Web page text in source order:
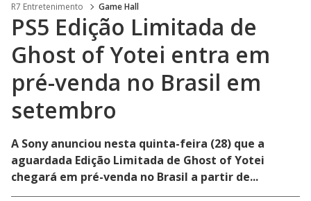
R7 Entretenimento Game Hall
PS5 Edição Limitada de
Ghost of Yotei entra em
pré-venda no Brasil em
setembro
A Sony anunciou nesta quinta-feira (28) que a
aguardada Edição Limitada de Ghost of Yotei
chegará em pré-venda no Brasil a partir de...